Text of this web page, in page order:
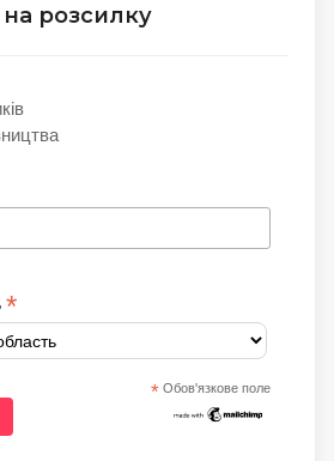
розсилку
*
* Обов'язкове поле